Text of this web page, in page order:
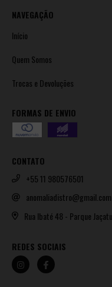
NAVEGAÇÃO
Início
Quem Somos
Trocas e Devoluções
FORMAS DE ENVIO
CONTATO
+55 11 980576501
anomaliadistro@gmail.com
Rua Ibaté 48 - Parque
REDES SOCIAIS